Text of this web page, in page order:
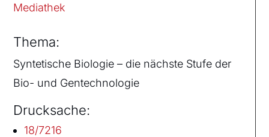
Mediathek
Thema:
Syntetische Biologie – die nächste Stufe der
Bio- und Gentechnologie
Drucksache:
18/7216